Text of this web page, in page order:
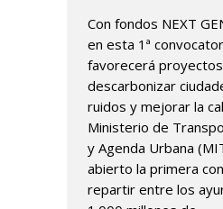
Con fondos NEXT
en esta 1ª
favorecerá
descarbonizar
ruidos y mejorar la
Ministerio de
y Agenda Urbana
abierto la primera
repartir entre los